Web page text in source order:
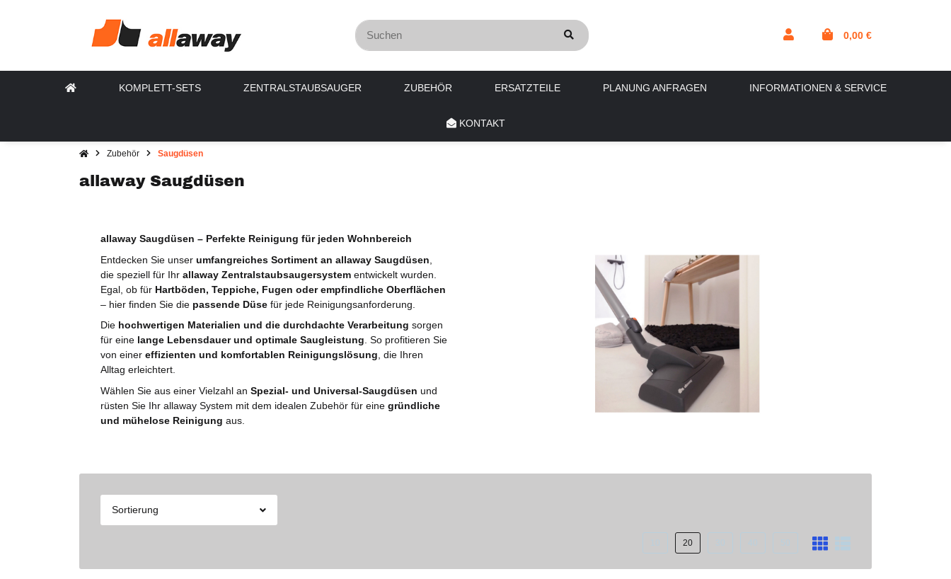
0,00 €
KOMPLETT-SETS ZENTRALSTAUBSAUGER ZUBEHÖR ERSATZTEILE PLANUNG ANFRAGEN INFORMATIONEN & SERVICE
KONTAKT
Zubehör Saugdüsen
allaway Saugdüsen
allaway Saugdüsen – Perfekte Reinigung für jeden Wohnbereich
Entdecken Sie unser umfangreiches Sortiment an allaway Saugdüsen
die speziell für Ihr allaway Zentralstaubsaugersystem entwickelt wurden.
Egal, ob für Hartböden, Teppiche, Fugen oder empfindliche Oberflächen
– hier finden Sie die passende Düse für jede Reinigungsanforderung.
Die hochwertigen Materialien und die durchdachte Verarbeitung sorgen
für eine lange Lebensdauer und optimale Saugleistung. So profitieren Sie
von einer effizienten und komfortablen Reinigungslösung, die Ihren
Alltag erleichtert.
Wählen Sie aus einer Vielzahl an Spezial- und Universal-Saugdüsen und
rüsten Sie Ihr allaway System mit dem idealen Zubehör für eine gründliche
und mühelose Reinigung aus.
Sortierung
20